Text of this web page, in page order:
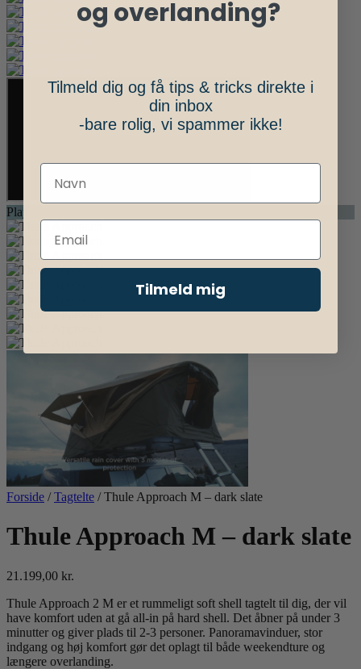
Play Video
Forside /Tagtelte / Thule Approach M – dark slate
Thule Approach M – dark slate
21.199,00 kr.
Thule Approach 2 M er et rummeligt soft shell tagtelt til dig, der vil
have komfort uden at gå all-in på hard shell. Det åbner på under 3
minutter og giver plads til 2-3 personer. Panoramavinduer, stor
indgang og høj komfort gør det oplagt til både weekendture og
længere overlanding.
og overlanding?
Tilmeld dig og få tips & tricks direkte i
din inbox
-bare rolig, vi spammer ikke!
Tilmeld mig